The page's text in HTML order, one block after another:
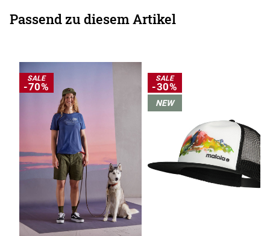
Passend zu diesem Artikel
SALE
-70%
SALE
-30%
NEW